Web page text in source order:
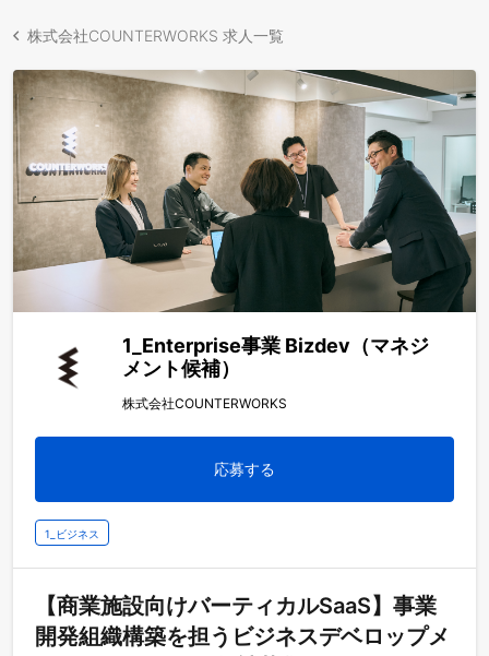
株式会社COUNTERWORKS 求人一覧
1_Enterprise事業 Bizdev（マネジ
メント候補）
株式会社COUNTERWORKS
応募する
1_ビジネス
【商業施設向けバーティカルSaaS】事業
開発組織構築を担うビジネスデベロップメ